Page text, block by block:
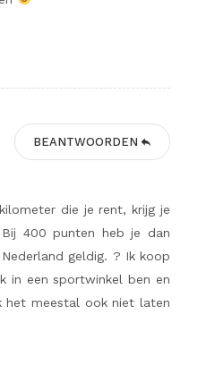
die je rent, krijg je
400 punten heb je dan
geldig. ? Ik koop
in een sportwinkel ben en
het meestal ook niet laten
BEANTWOORDEN